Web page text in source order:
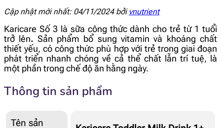
Cập nhật mới nhất: 04/11/2024 bởi vnutrient
Karicare Số 3 là sữa công thức dành cho trẻ từ 1 tuổi
trở lên. Sản phẩm bổ sung vitamin và khoáng chất
thiết yếu, có công thức phù hợp với trẻ trong giai đoạn
phát triển nhanh chóng về cả thể chất lẫn trí tuệ, là
một phần trong chế độ ăn hằng ngày.
Thông tin sản phẩm
Tên sản